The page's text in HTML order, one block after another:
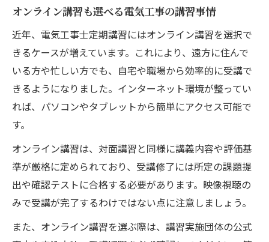
オンライン講習も選べる電気工事の講習事情
近年、電気工事士定期講習にはオンライン講習を選択で
きるケースが増えています。これにより、遠方に住んで
いる方や忙しい方でも、自宅や職場から効率的に受講で
きるようになりました。インターネット環境が整ってい
れば、パソコンやタブレットから簡単にアクセス可能で
す。
オンライン講習は、対面講習と同様に講義内容や評価基
準が厳格に定められており、受講修了には所定の課題提
出や確認テストに合格する必要があります。映像視聴の
みで受講が完了するわけではない点に注意しましょう。
また、オンライン講習を選ぶ際は、講習実施団体の公式